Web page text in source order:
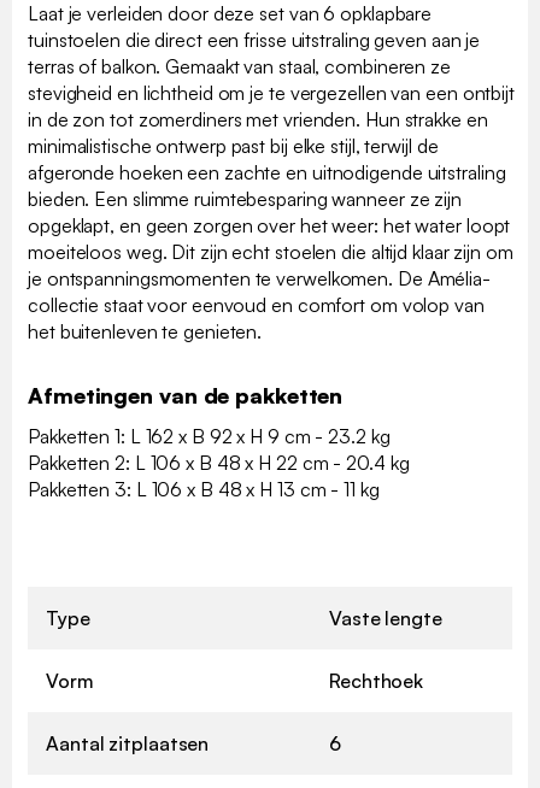
Laat je verleiden door deze set van 6 opklapbare
tuinstoelen die direct een frisse uitstraling geven aan je
terras of balkon. Gemaakt van staal, combineren ze
stevigheid en lichtheid om je te vergezellen van een ontbijt
in de zon tot zomerdiners met vrienden. Hun strakke en
minimalistische ontwerp past bij elke stijl, terwijl de
afgeronde hoeken een zachte en uitnodigende uitstraling
bieden. Een slimme ruimtebesparing wanneer ze zijn
opgeklapt, en geen zorgen over het weer: het water loopt
moeiteloos weg. Dit zijn echt stoelen die altijd klaar zijn om
je ontspanningsmomenten te verwelkomen. De Amélia-
collectie staat voor eenvoud en comfort om volop van
het buitenleven te genieten.
Afmetingen van de pakketten
Pakketten 1: L 162 x B 92 x H 9 cm - 23.2 kg
Pakketten 2: L 106 x B 48 x H 22 cm - 20.4 kg
Pakketten 3: L 106 x B 48 x H 13 cm - 11 kg
Type Vaste lengte
Vorm Rechthoek
Aantal zitplaatsen 6